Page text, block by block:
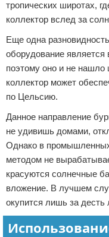
тропических широтах,
коллектор вслед за
Еще одна
оборудование
поэтому оно и не нашло
коллектор может
по Цельсию.
Данное направление
не удивишь домами,
Однако в
методом не
красуются солнечные
вложение. В лучшем
окупится лишь за десть